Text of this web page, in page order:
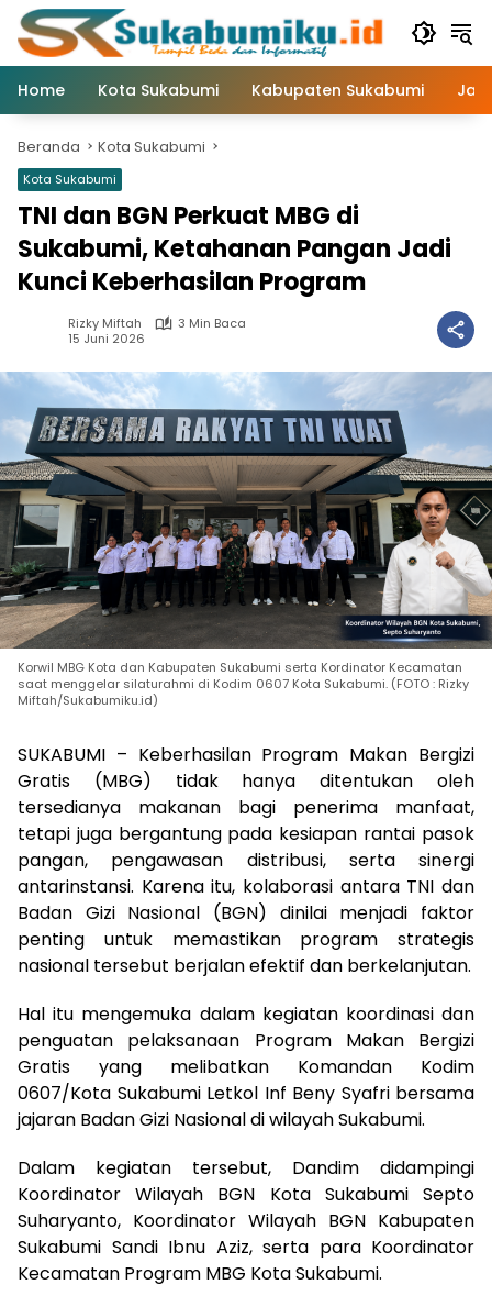
Langsung
konten
Home
Kota Sukabumi Kabupaten Sukabumi
Beranda Kota Sukabumi
Kota Sukabumi
TNI dan BGN Perkuat MBG di
Sukabumi, Ketahanan Pangan Jadi
Kunci Keberhasilan Program
Rizky Miftah
3 Min Baca
15 Juni 2026
Korwil MBG Kota dan Kabupaten Sukabumi serta Kordinator Kecamatan
saat menggelar silaturahmi di Kodim 0607 Kota Sukabumi. (FOTO : Rizky
Miftah/Sukabumiku.id)
SUKABUMI – Keberhasilan Program Makan Bergizi
Gratis (MBG) tidak hanya ditentukan oleh
tersedianya makanan bagi penerima manfaat,
tetapi juga bergantung pada kesiapan rantai pasok
pangan, pengawasan distribusi, serta sinergi
antarinstansi. Karena itu, kolaborasi antara TNI dan
Badan Gizi Nasional (BGN) dinilai menjadi faktor
penting untuk memastikan program strategis
nasional tersebut berjalan efektif dan berkelanjutan.
Hal itu mengemuka dalam kegiatan koordinasi dan
penguatan pelaksanaan Program Makan Bergizi
Gratis yang melibatkan Komandan Kodim
0607/Kota Sukabumi Letkol Inf Beny Syafri bersama
jajaran Badan Gizi Nasional di wilayah Sukabumi.
Dalam kegiatan tersebut, Dandim didampingi
Koordinator Wilayah BGN Kota Sukabumi Septo
Suharyanto, Koordinator Wilayah BGN Kabupaten
Sukabumi Sandi Ibnu Aziz, serta para Koordinator
Kecamatan Program MBG Kota Sukabumi.